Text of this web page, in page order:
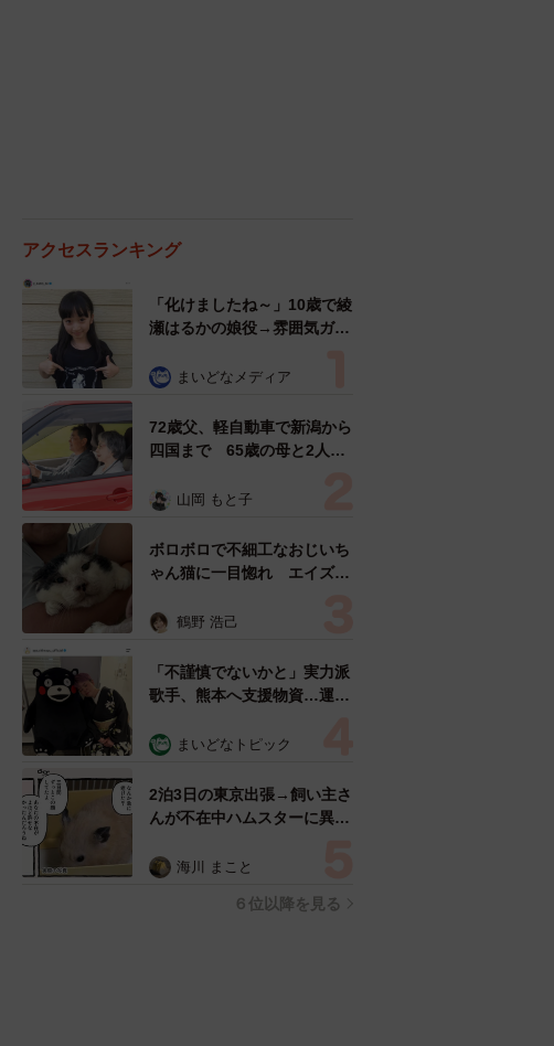
アクセスランキング
「化けましたね～」10歳で綾
瀬はるかの娘役→雰囲気ガラ
雰囲気が」「宝塚に入れそ
まいどなメディア
72歳父、軽自動車で新潟から
四国まで 65歳の母と2人で
憩まで分刻み… 「大学生で
山岡 もと子
ボロボロで不細工なおじいち
ゃん猫に一目惚れ エイズだ
暮らすと「おじ猫」だって可
鶴野 浩己
「不謹慎でないかと」実力派
歌手、熊本へ支援物資…運搬
めらい 「痛いほど伝わる」
まいどなトピック
2泊3日の東京出張→飼い主さ
んが不在中ハムスターに異
「急に老けた？」【漫画】
海川 まこと
６位以降を見る